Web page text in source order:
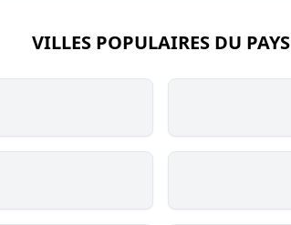
VILLES POPULAIRES DU PAYS